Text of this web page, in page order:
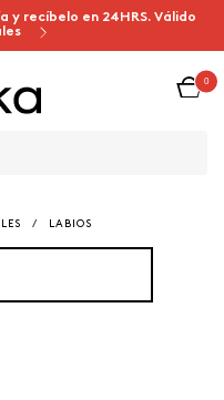
y recíbelo en 24HRS. Válido
0
/ LABIOS